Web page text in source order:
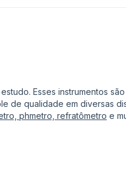
Esses instrumentos
de qualidade em diversas
phmetro, refratômetro e